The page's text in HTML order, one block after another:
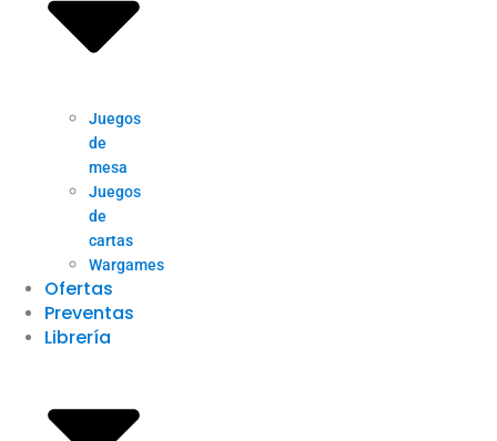
Juegos
de
mesa
Juegos
de
cartas
Wargames
Ofertas
Preventas
Librería